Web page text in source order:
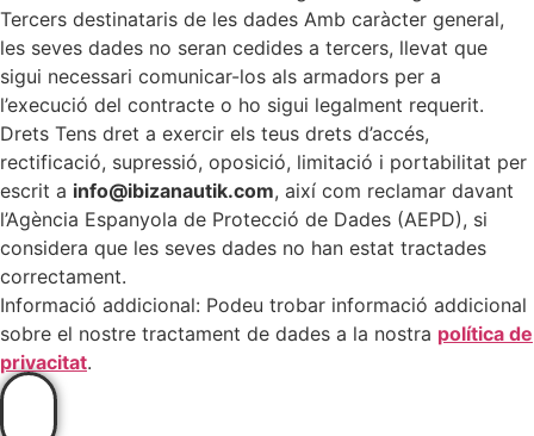
Tercers destinataris de les dades Amb caràcter general,
les seves dades no seran cedides a tercers, llevat que
sigui necessari comunicar-los als armadors per a
l’execució del contracte o ho sigui legalment requerit.
Drets Tens dret a exercir els teus drets d’accés,
rectificació, supressió, oposició, limitació i portabilitat per
escrit a info@ibizanautik.com, així com reclamar davant
l’Agència Espanyola de Protecció de Dades (AEPD), si
considera que les seves dades no han estat tractades
correctament.
Informació addicional: Podeu trobar informació addicional
sobre el nostre tractament de dades a la nostra política de
privacitat.